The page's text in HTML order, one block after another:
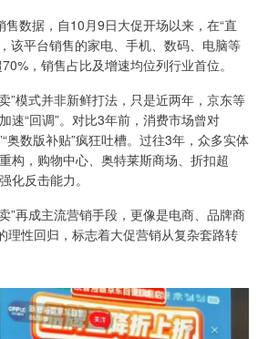
数据，自10月9日大促开场以来，在“直
该平台销售的家电、手机、数码、电脑等
，销售占比及增速均位列行业首位。
”模式并非新鲜打法，只是近两年，京东等
速“回调”。对比3年前，消费市场曾对
奥数版补贴”疯狂吐槽。过往3年，众多实体
构，购物中心、奥特莱斯商场、折扣超
化反击能力。
”再成主流营销手段，更像是电商、品牌商
理性回归，标志着大促营销从复杂套路转